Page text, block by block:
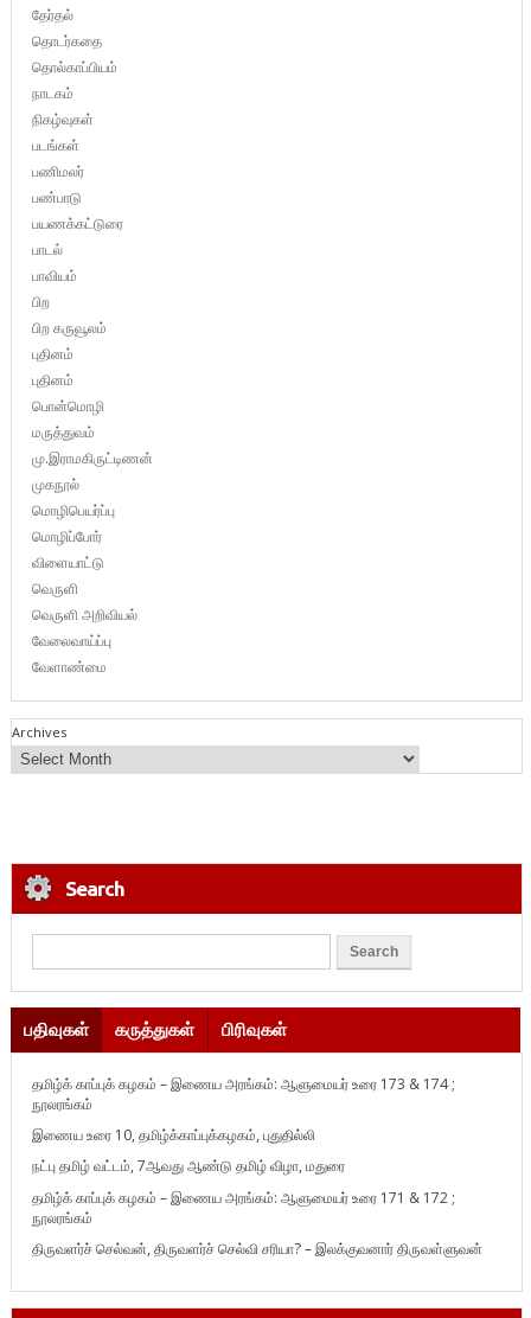
தேர்தல்
தொடர்கதை
தொல்காப்பியம்
நாடகம்
நிகழ்வுகள்
படங்கள்
பணிமலர்
பண்பாடு
பயணக்கட்டுரை
பாடல்
பாவியம்
பிற
பிற கருவூலம்
புதினம்
புதினம்
பொன்மொழி
மருத்துவம்
மு.இராமகிருட்டிணன்
முகநூல்
மொழிபெயர்ப்பு
மொழிப்போர்
விளையாட்டு
வெருளி
வெருளி அறிவியல்
வேலைவாய்ப்பு
வேளாண்மை
Archives
Search
பதிவுகள் கருத்துகள் பிரிவுகள்
தமிழ்க் காப்புக் கழகம் – இணைய அரங்கம்: ஆளுமையர் உரை 173 & 174 ;
நூலரங்கம்
இணைய உரை 10, தமிழ்க்காப்புக்கழகம், புதுதில்லி
நட்பு தமிழ் வட்டம், 7ஆவது ஆண்டு தமிழ் விழா, மதுரை
தமிழ்க் காப்புக் கழகம் – இணைய அரங்கம்: ஆளுமையர் உரை 171 & 172 ;
நூலரங்கம்
திருவளர்ச் செல்வன், திருவளர்ச் செல்வி சரியா? – இலக்குவனார் திருவள்ளுவன்